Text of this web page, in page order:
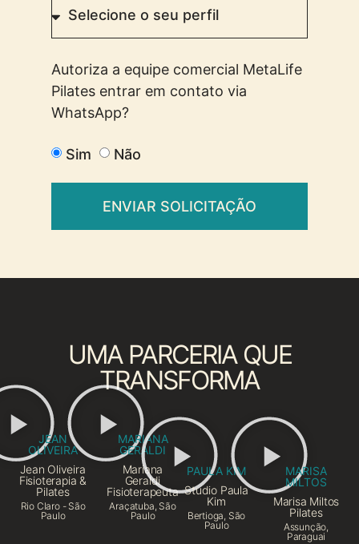
Autoriza a equipe comercial MetaLife
Pilates entrar em contato via
WhatsApp?
Sim Não
ENVIAR SOLICITAÇÃO
UMA PARCERIA QUE
TRANSFORMA
JEAN
OLIVEIRA
Jean Oliveira
Fisioterapia &
Pilates
Rio Claro - São
Paulo
MARIANA
GERALDI
Mariana
Geraldi
Fisioterapeuta
Araçatuba, São
Paulo
PAULA KIM
Studio Paula
Kim
Bertioga, São
Paulo
MARISA
MILTOS
Marisa Miltos
Pilates
Assunção,
Paraguai